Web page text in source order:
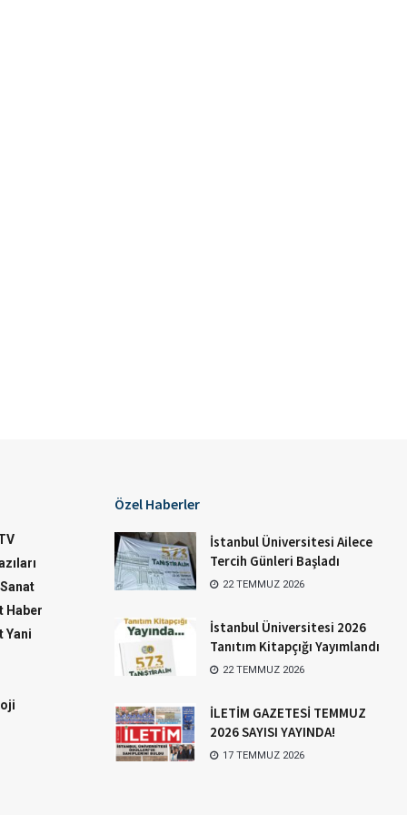
Haber
Yani
Özel Haberler
İstanbul Üniversitesi Ailece
Tercih Günleri Başladı
22 TEMMUZ 2026
İstanbul Üniversitesi 2026
Tanıtım Kitapçığı Yayımlandı
22 TEMMUZ 2026
İLETİM GAZETESİ TEMMUZ
2026 SAYISI YAYINDA!
17 TEMMUZ 2026